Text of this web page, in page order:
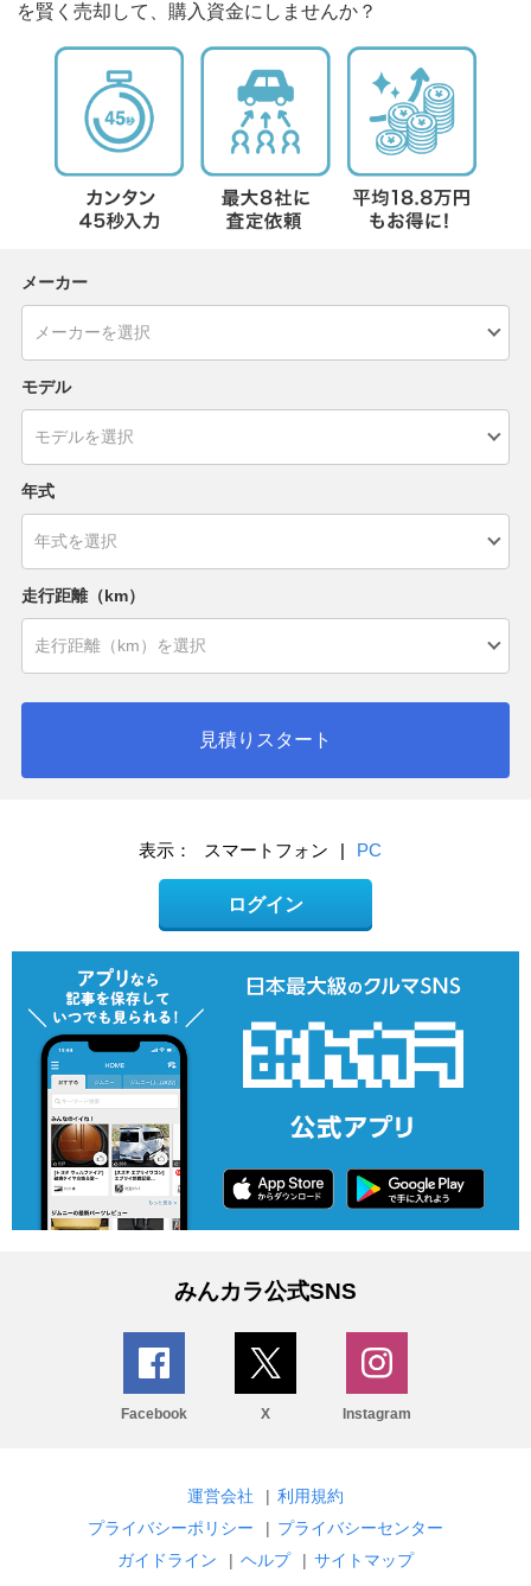
を賢く売却して、購入資金にしませんか？
メーカー
モデル
年式
走行距離（km）
見積りスタート
表示： スマートフォン | PC
ログイン
みんカラ公式SNS
Facebook X Instagram
運営会社 | 利用規約
プライバシーポリシー
| プライバシーセンター
ガイドライン
| ヘルプ | サイトマップ